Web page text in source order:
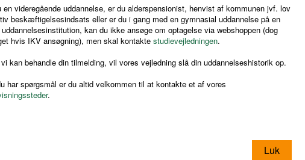
til avu-fagene dansk som andetsprog, niveau E eller
MERE
en videregående uddannelse, er du alderspensionist, henvist af kommunen jvf. lov
beskæftigelsesindsats eller er du i gang med en gymnasial uddannelse på en
uddannelsesinstitution, kan du ikke ansøge om optagelse via webshoppen (dog
hvis IKV ansøgning), men skal kontakte studievejledningen.
kan behandle din tilmelding, vil vores vejledning slå din uddannelseshistorik op.
har spørgsmål er du altid velkommen til at kontakte et af vores
.
Luk